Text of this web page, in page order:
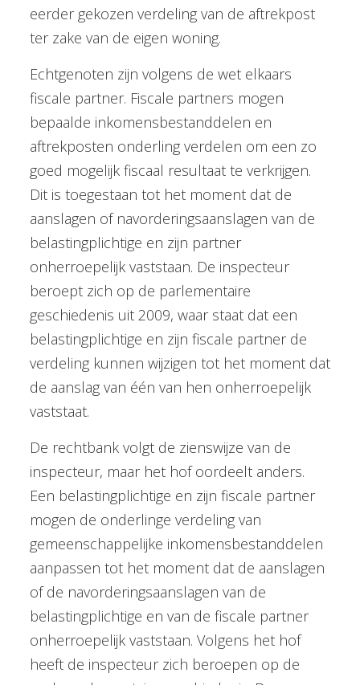
eerder gekozen verdeling van de aftrekpost
ter zake van de eigen woning.
Echtgenoten zijn volgens de wet elkaars
fiscale partner. Fiscale partners mogen
bepaalde inkomensbestanddelen en
aftrekposten onderling verdelen om een zo
goed mogelijk fiscaal resultaat te verkrijgen.
Dit is toegestaan tot het moment dat de
aanslagen of navorderingsaanslagen van de
belastingplichtige en zijn partner
onherroepelijk vaststaan. De inspecteur
beroept zich op de parlementaire
geschiedenis uit 2009, waar staat dat een
belastingplichtige en zijn fiscale partner de
verdeling kunnen wijzigen tot het moment dat
de aanslag van één van hen onherroepelijk
vaststaat.
De rechtbank volgt de zienswijze van de
inspecteur, maar het hof oordeelt anders.
Een belastingplichtige en zijn fiscale partner
mogen de onderlinge verdeling van
gemeenschappelijke inkomensbestanddelen
aanpassen tot het moment dat de aanslagen
of de navorderingsaanslagen van de
belastingplichtige en van de fiscale partner
onherroepelijk vaststaan. Volgens het hof
heeft de inspecteur zich beroepen op de